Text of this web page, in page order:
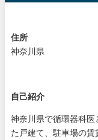
住所
神奈川県
自己紹介
神奈川県で循環器科医
た戸建て、駐車場の賃